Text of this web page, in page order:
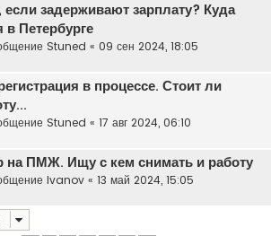
если задерживают зарплату? Куда
Петербурге
Stuned « 09 сен 2024, 18:05
в процессе. Стоит ли
Stuned « 17 авг 2024, 06:10
на ПМЖ. Ищу с кем снимать и работу
Ivanov « 13 май 2024, 15:05